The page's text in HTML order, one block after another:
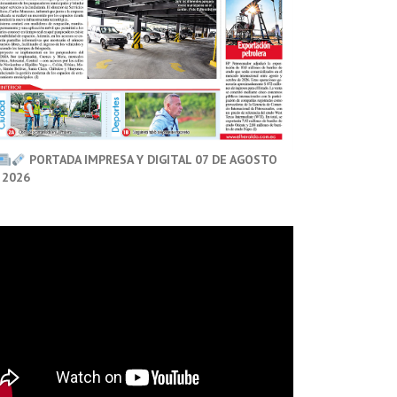
PORTADA IMPRESA Y DIGITAL 07 DE AGOSTO
2026